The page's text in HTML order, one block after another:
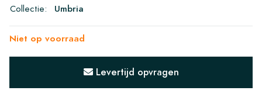
Collectie:
Umbria
Niet op voorraad
Levertijd opvragen